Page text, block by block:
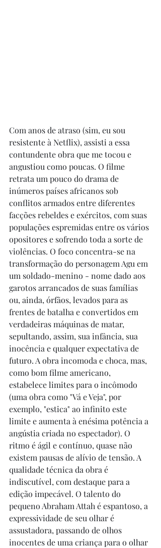
Com anos de atraso (sim, eu sou
resistente à Netflix), assisti a essa
contundente obra que me tocou e
angustiou como poucas. O filme
retrata um pouco do drama de
inúmeros países africanos sob
conflitos armados entre diferentes
facções rebeldes e exércitos, com suas
populações espremidas entre os vários
opositores e sofrendo toda a sorte de
violências. O foco concentra-se na
transformação do personagem Agu em
um soldado-menino - nome dado aos
garotos arrancados de suas famílias
ou, ainda, órfãos, levados para as
frentes de batalha e convertidos em
verdadeiras máquinas de matar,
sepultando, assim, sua infância, sua
inocência e qualquer expectativa de
futuro. A obra incomoda e choca, mas,
como bom filme americano,
estabelece limites para o incômodo
(uma obra como "Vá e Veja", por
exemplo, "estica" ao infinito este
limite e aumenta à enésima potência a
angústia criada no espectador). O
ritmo é ágil e contínuo, quase não
existem pausas de alívio de tensão. A
qualidade técnica da obra é
indiscutível, com destaque para a
edição impecável. O talento do
pequeno Abraham Attah é espantoso, a
expressividade de seu olhar é
assustadora, passando de olhos
inocentes de uma criança para o olhar